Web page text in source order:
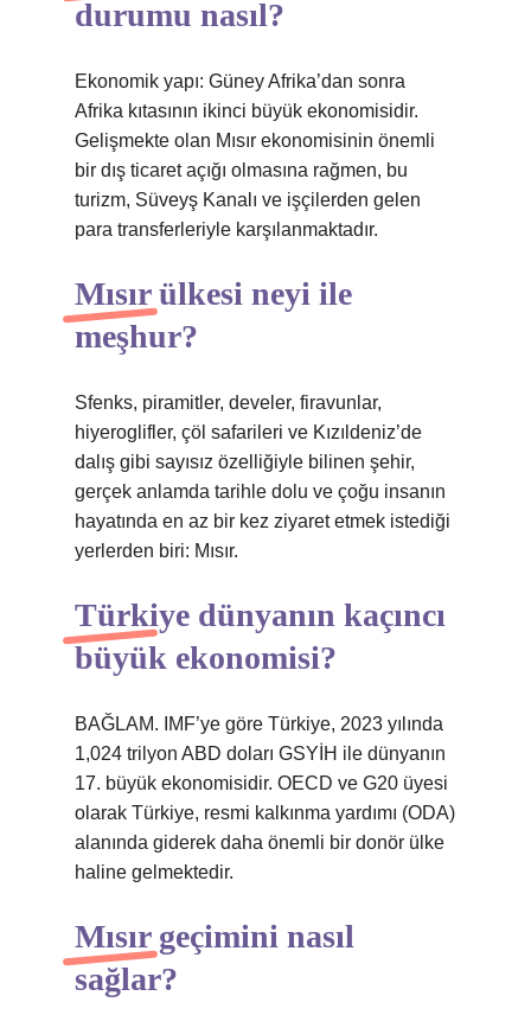
durumu nasıl?
Ekonomik yapı: Güney Afrika’dan sonra
Afrika kıtasının ikinci büyük ekonomisidir.
Gelişmekte olan Mısır ekonomisinin önemli
bir dış ticaret açığı olmasına rağmen, bu
turizm, Süveyş Kanalı ve işçilerden gelen
para transferleriyle karşılanmaktadır.
Mısır ülkesi neyi ile
meşhur?
Sfenks, piramitler, develer, firavunlar,
hiyeroglifler, çöl safarileri ve Kızıldeniz’de
dalış gibi sayısız özelliğiyle bilinen şehir,
gerçek anlamda tarihle dolu ve çoğu insanın
hayatında en az bir kez ziyaret etmek istediği
yerlerden biri: Mısır.
Türkiye dünyanın kaçıncı
büyük ekonomisi?
BAĞLAM. IMF’ye göre Türkiye, 2023 yılında
1,024 trilyon ABD doları GSYİH ile dünyanın
17. büyük ekonomisidir. OECD ve G20 üyesi
olarak Türkiye, resmi kalkınma yardımı (ODA)
alanında giderek daha önemli bir donör ülke
haline gelmektedir.
Mısır geçimini nasıl
sağlar?